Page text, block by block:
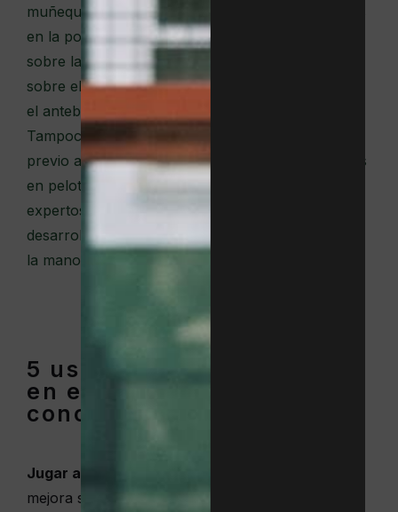
muñequeras, se aconseja ajustar estos accesorios
en la posición correcta, cuidando de ponerlas
sobre la articulación. De este modo, trabajarán
sobre ella en lugar de hacerlo sobre áreas como
el antebrazo, salvo que ese sea tu propósito.
Tampoco es aconsejable realizar el calentamiento
previo al partido con las muñequeras, ni utilizarlas
en peloteos de baja intensidad, ya que algunos
expertos consideran que podría limitar el
desarrollo de los extensores y otros músculos de
la mano.
5 usos de las muñequeras
en el tenis que debes
conocer
Jugar al tenis con muñequeras
mejora sensible del agarre y la sujeción de la